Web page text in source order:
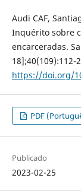
Audi CAF,
Inquérito sobre
encarceradas.
18];40(109):112-
https://doi.org/
PDF
Publicado
2023-02-25